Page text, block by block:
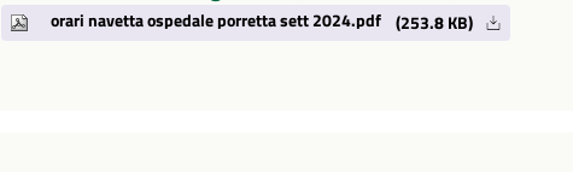
orari navetta ospedale porretta sett 2024.pdf (253.8 KB)